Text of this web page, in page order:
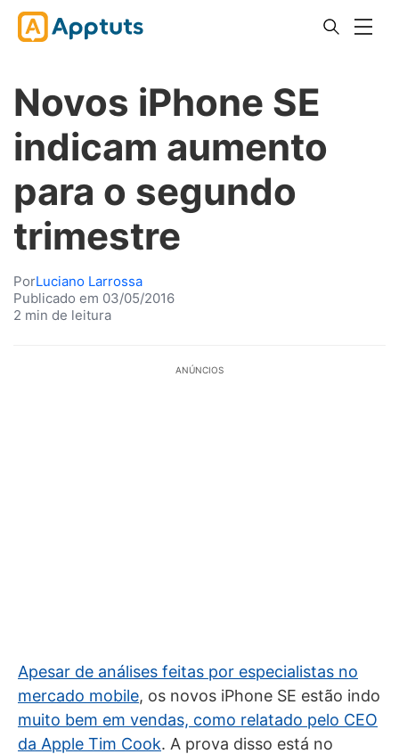
Novos iPhone SE
indicam aumento
para o segundo
trimestre
PorLuciano Larrossa
Publicado em 03/05/2016
2 min de leitura
ANÚNCIOS
Apesar de análises feitas por especialistas no
mercado mobile, os novos iPhone SE estão indo
muito bem em vendas, como relatado pelo CEO
da Apple Tim Cook. A prova disso está no